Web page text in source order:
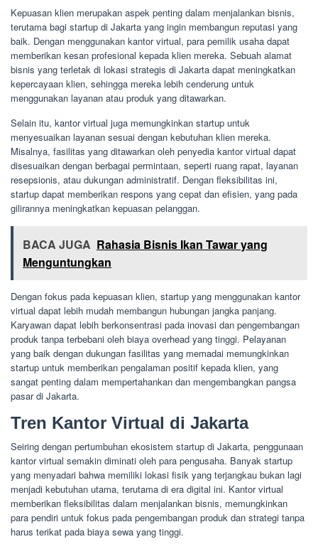
Kepuasan klien merupakan aspek penting dalam menjalankan bisnis,
terutama bagi startup di Jakarta yang ingin membangun reputasi yang
baik. Dengan menggunakan kantor virtual, para pemilik usaha dapat
memberikan kesan profesional kepada klien mereka. Sebuah alamat
bisnis yang terletak di lokasi strategis di Jakarta dapat meningkatkan
kepercayaan klien, sehingga mereka lebih cenderung untuk
menggunakan layanan atau produk yang ditawarkan.
Selain itu, kantor virtual juga memungkinkan startup untuk
menyesuaikan layanan sesuai dengan kebutuhan klien mereka.
Misalnya, fasilitas yang ditawarkan oleh penyedia kantor virtual dapat
disesuaikan dengan berbagai permintaan, seperti ruang rapat, layanan
resepsionis, atau dukungan administratif. Dengan fleksibilitas ini,
startup dapat memberikan respons yang cepat dan efisien, yang pada
gilirannya meningkatkan kepuasan pelanggan.
BACA JUGA Rahasia Bisnis Ikan Tawar yang
Menguntungkan
Dengan fokus pada kepuasan klien, startup yang menggunakan kantor
virtual dapat lebih mudah membangun hubungan jangka panjang.
Karyawan dapat lebih berkonsentrasi pada inovasi dan pengembangan
produk tanpa terbebani oleh biaya overhead yang tinggi. Pelayanan
yang baik dengan dukungan fasilitas yang memadai memungkinkan
startup untuk memberikan pengalaman positif kepada klien, yang
sangat penting dalam mempertahankan dan mengembangkan pangsa
pasar di Jakarta.
Tren Kantor Virtual di Jakarta
Seiring dengan pertumbuhan ekosistem startup di Jakarta, penggunaan
kantor virtual semakin diminati oleh para pengusaha. Banyak startup
yang menyadari bahwa memiliki lokasi fisik yang terjangkau bukan lagi
menjadi kebutuhan utama, terutama di era digital ini. Kantor virtual
memberikan fleksibilitas dalam menjalankan bisnis, memungkinkan
para pendiri untuk fokus pada pengembangan produk dan strategi tanpa
harus terikat pada biaya sewa yang tinggi.